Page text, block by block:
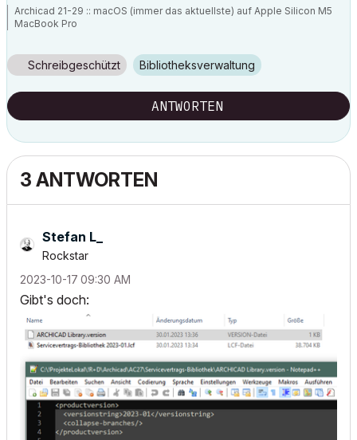
Archicad 21-29 :: macOS (immer das aktuellste) auf Apple Silicon M5
MacBook Pro
Schreibgeschützt Bibliotheksverwaltung
ANTWORTEN
3 ANTWORTEN
Stefan L_
Rockstar
‎2023-10-17 09:30 AM
Gibt's doch: